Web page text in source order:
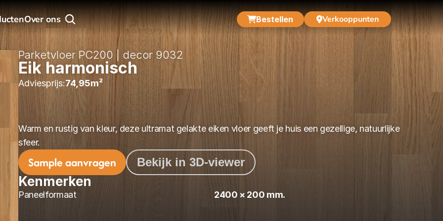
Over ons Bestellen Verkooppunten
Parketvloer PC200 | decor 9032
Eik harmonisch
Adviesprijs:74,95m²
Warm en rustig van kleur, deze ultramat gelakte eiken vloer geeft je huis een gezellige, natuurlijke
sfeer.
Sample aanvragen Bekijk in 3D-viewer
Kenmerken
Paneelformaat 2400 × 200 mm.